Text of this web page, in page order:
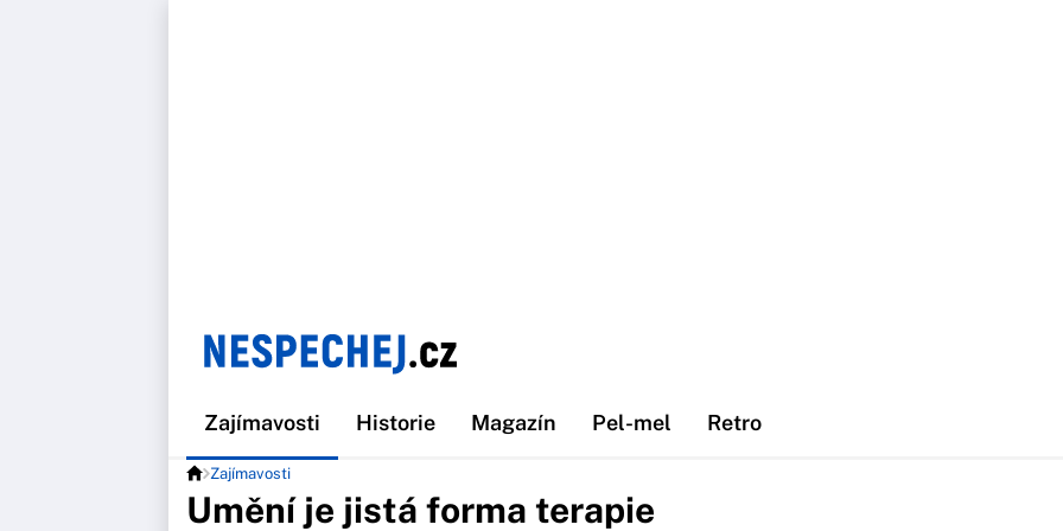
Zajímavosti Historie Magazín Pel-mel Retro
Zajímavosti
Umění je jistá forma terapie